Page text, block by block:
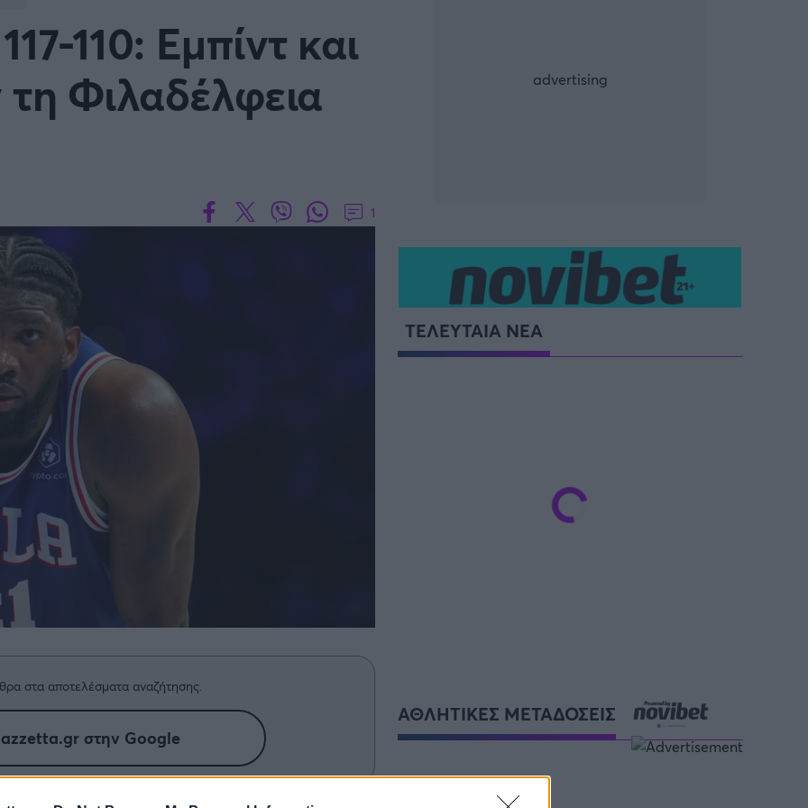
Άρση Βαρών
Μιχάλης Τσαμπάς Δημήτρης Τσορμπατζόγλου
WNBA
Γυναικών Α2 Μπάσκετ - ELITE LEAGUE
ABA LIGA
Λιθουανία Προολυμπιακό Τουρνουά
2025 Παγκόσμιο Κύπελλο
Αγώνες Μπάσκετ
Προολυμπιακό τουρνουά
U20
110: Εμπίντ και
Φιλαδέλφεια
1
στα αποτελέσματα αναζήτησης.
στην Google
ΤΕΛΕΥΤΑΙΑ ΝΕΑ
ΑΘΛΗΤΙΚΕΣ ΜΕΤΑΔΟΣΕΙΣ